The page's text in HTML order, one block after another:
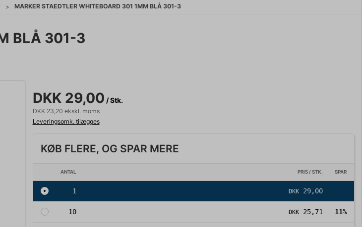
MARKER STAEDTLER WHITEBOARD 301 1MM BLÅ 301-3
BLÅ 301-3
DKK 29,00 / Stk.
DKK 23,20 ekskl. moms
Leveringsomk. tilægges
KØB FLERE, OG SPAR MERE
ANTAL PRIS / STK. SPAR
1 DKK 29,00
10 DKK 25,71 11%